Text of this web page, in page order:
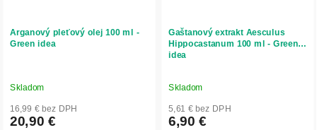
Arganový pleťový olej 100 ml -
Green idea
Skladom
16,99 € bez DPH
20,90 €
Gaštanový extrakt Aesculus
Hippocastanum 100 ml - Green
idea
Skladom
5,61 € bez DPH
6,90 €